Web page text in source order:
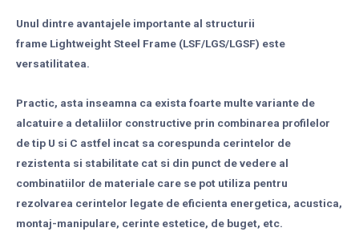
Unul dintre avantajele importante al structurii
frame Lightweight Steel Frame (LSF/LGS/LGSF) este
versatilitatea.
Practic, asta inseamna ca exista foarte multe variante de
alcatuire a detaliilor constructive prin combinarea profilelor
de tip U si C astfel incat sa corespunda cerintelor de
rezistenta si stabilitate cat si din punct de vedere al
combinatiilor de materiale care se pot utiliza pentru
rezolvarea cerintelor legate de eficienta energetica, acustica,
montaj-manipulare, cerinte estetice, de buget, etc.